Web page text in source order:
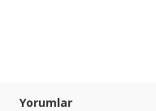
Yorumlar